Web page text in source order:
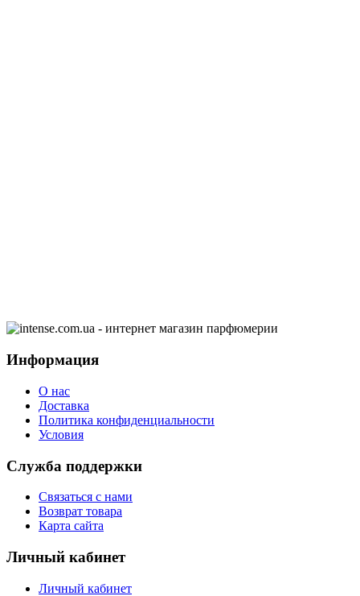
Информация
О нас
Доставка
Политика конфиденциальности
Условия
Служба поддержки
Связаться с нами
Возврат товара
Карта сайта
Личный кабинет
Личный кабинет